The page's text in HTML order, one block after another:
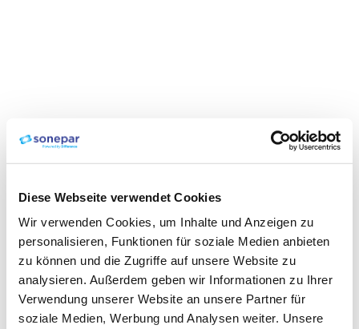
Diese Webseite verwendet Cookies
Wir verwenden Cookies, um Inhalte und Anzeigen zu
personalisieren, Funktionen für soziale Medien anbieten
zu können und die Zugriffe auf unsere Website zu
analysieren. Außerdem geben wir Informationen zu Ihrer
Verwendung unserer Website an unsere Partner für
soziale Medien, Werbung und Analysen weiter. Unsere